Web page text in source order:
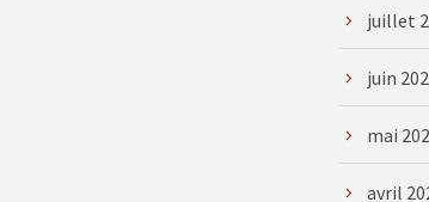
juillet
juin
mai
avril